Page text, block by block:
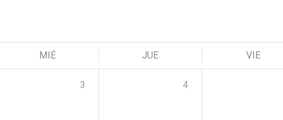
MIÉ JUE VIE
3 4